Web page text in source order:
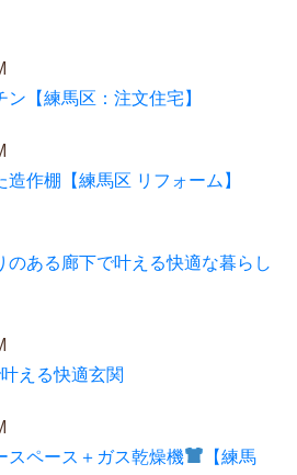
【練馬区：注文住宅】
作棚【練馬区 リフォーム】
のある廊下で叶える快適な暮らし
える快適玄関
スペース＋ガス乾燥機
【練馬